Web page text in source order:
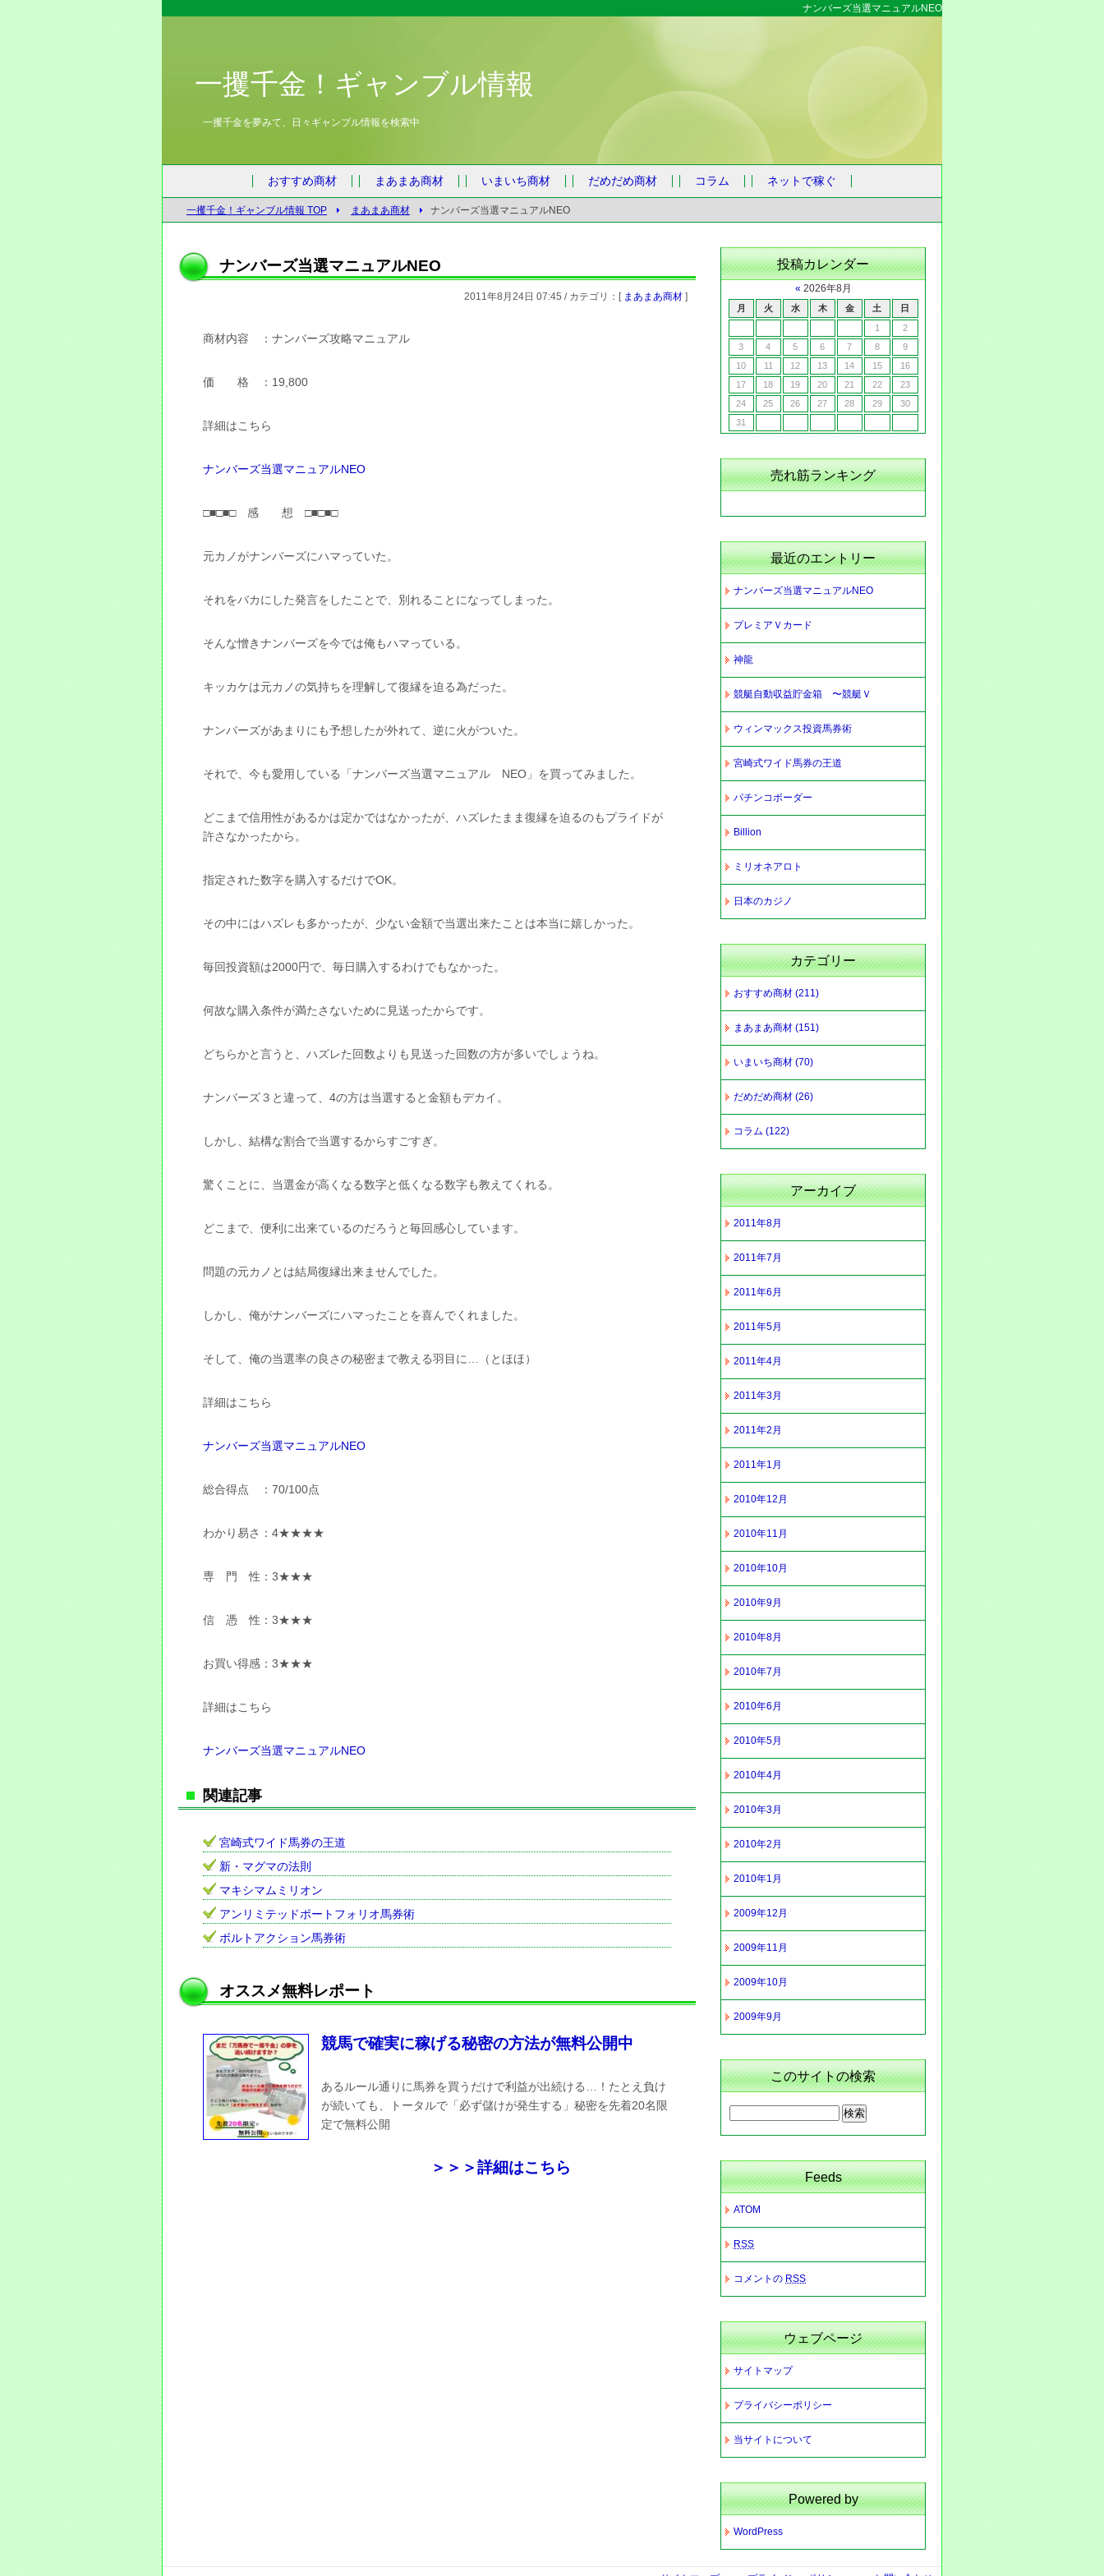
ナンバーズ当選マニュアルNEO
一攫千金！ギャンブル情報
一攫千金を夢みて、日々ギャンブル情報を検索中
おすすめ商材 まあまあ商材 いまいち商材 だめだめ商材 コラム ネットで稼ぐ
一攫千金！ギャンブル情報 TOP まあまあ商材 ナンバーズ当選マニュアルNEO
ナンバーズ当選マニュアルNEO
2011年8月24日 07:45 / カテゴリ：[ まあまあ商材 ]
商材内容 ：ナンバーズ攻略マニュアル
価 格 ：19,800
詳細はこちら
ナンバーズ当選マニュアルNEO
□■□■□ 感 想 □■□■□
元カノがナンバーズにハマっていた。
それをバカにした発言をしたことで、別れることになってしまった。
そんな憎きナンバーズを今では俺もハマっている。
キッカケは元カノの気持ちを理解して復縁を迫る為だった。
ナンバーズがあまりにも予想したが外れて、逆に火がついた。
それで、今も愛用している「ナンバーズ当選マニュアル NEO」を買ってみました。
どこまで信用性があるかは定かではなかったが、ハズレたまま復縁を迫るのもプライドが
許さなかったから。
指定された数字を購入するだけでOK。
その中にはハズレも多かったが、少ない金額で当選出来たことは本当に嬉しかった。
毎回投資額は2000円で、毎日購入するわけでもなかった。
何故な購入条件が満たさないために見送ったからです。
どちらかと言うと、ハズレた回数よりも見送った回数の方が多いでしょうね。
ナンバーズ３と違って、4の方は当選すると金額もデカイ。
しかし、結構な割合で当選するからすごすぎ。
驚くことに、当選金が高くなる数字と低くなる数字も教えてくれる。
どこまで、便利に出来ているのだろうと毎回感心しています。
問題の元カノとは結局復縁出来ませんでした。
しかし、俺がナンバーズにハマったことを喜んでくれました。
そして、俺の当選率の良さの秘密まで教える羽目に…（とほほ）
詳細はこちら
ナンバーズ当選マニュアルNEO
総合得点 ：70/100点
わかり易さ：4★★★★
専 門 性：3★★★
信 憑 性：3★★★
お買い得感：3★★★
詳細はこちら
ナンバーズ当選マニュアルNEO
関連記事
宮崎式ワイド馬券の王道
新・マグマの法則
マキシマムミリオン
アンリミテッドポートフォリオ馬券術
ボルトアクション馬券術
オススメ無料レポート
競馬で確実に稼げる秘密の方法が無料公開中
あるルール通りに馬券を買うだけで利益が出続ける…！たとえ負け
が続いても、トータルで「必ず儲けが発生する」秘密を先着20名限
定で無料公開
＞＞＞詳細はこちら
投稿カレンダー
« 2026年8月
月 火 水 木 金 土
日
1
2
3
4 5 6 7 8
9
10
11 12 13 14 15
16
17
18 19 20 21 22
23
24
25 26 27 28 29
30
31
売れ筋ランキング
最近のエントリー
ナンバーズ当選マニュアルNEO
プレミアＶカード
神龍
競艇自動収益貯金箱 〜競艇Ｖ
ウィンマックス投資馬券術
宮崎式ワイド馬券の王道
パチンコボーダー
Billion
ミリオネアロト
日本のカジノ
カテゴリー
おすすめ商材 (211)
まあまあ商材 (151)
いまいち商材 (70)
だめだめ商材 (26)
コラム (122)
アーカイブ
2011年8月
2011年7月
2011年6月
2011年5月
2011年4月
2011年3月
2011年2月
2011年1月
2010年12月
2010年11月
2010年10月
2010年9月
2010年8月
2010年7月
2010年6月
2010年5月
2010年4月
2010年3月
2010年2月
2010年1月
2009年12月
2009年11月
2009年10月
2009年9月
このサイトの検索
Feeds
ATOM
RSS
コメントの RSS
ウェブページ
サイトマップ
プライバシーポリシー
当サイトについて
Powered by
WordPress